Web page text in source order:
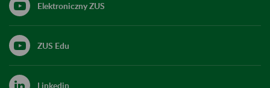
Elektroniczny ZUS
ZUS Edu
Linkedin